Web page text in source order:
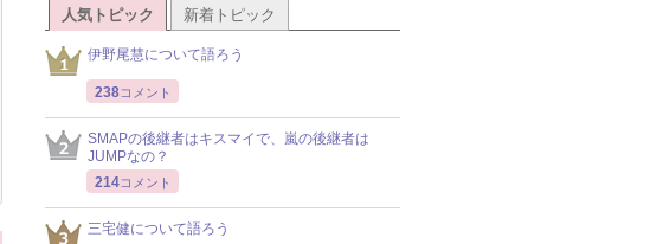
人気トピック 新着トピック
伊野尾慧について語ろう
238コメント
SMAPの後継者はキスマイで、嵐の後継者は
JUMPなの？
214コメント
三宅健について語ろう